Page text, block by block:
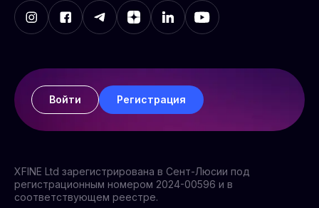
Войти Регистрация
XFINE Ltd зарегистрирована в Сент-Люсии под
регистрационным номером 2024-00596 и в
соответствующем реестре.